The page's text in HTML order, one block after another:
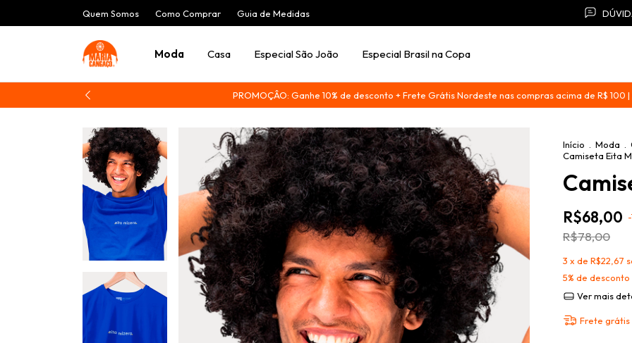
Quem Somos Como Comprar Guia de Medidas
Moda Casa Especial São João Especial Brasil na Copa
PROMOÇÂO: Ganhe 10% de desconto + Frete Grátis Nordeste nas compras acima de R$ 100 |
Início Moda
Camiseta Eita
R$68,00 -
R$78,00
3 x de R$22,67
5% de desconto
Ver mais
Frete grátis